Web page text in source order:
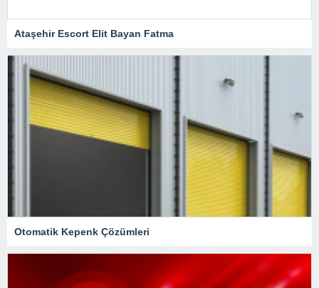
Ataşehir Escort Elit Bayan Fatma
Otomatik Kepenk Çözümleri